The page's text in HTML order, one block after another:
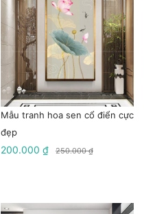
Mẫu tranh hoa sen cổ điển cực
đẹp
200.000 ₫ 250.000 ₫